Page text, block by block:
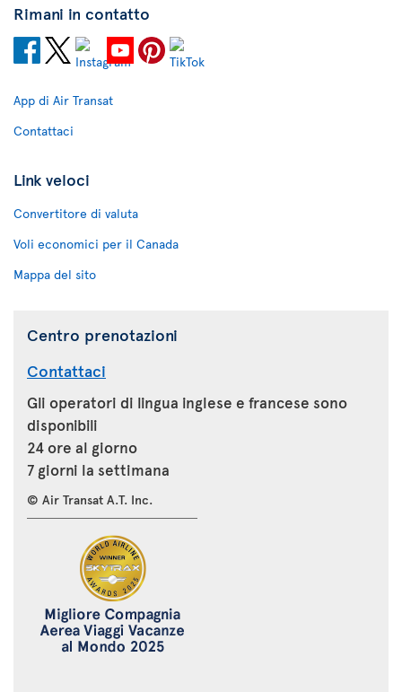
Rimani in contatto
App di Air Transat
Contattaci
Link veloci
Convertitore di valuta
Voli economici per il Canada
Mappa del sito
Centro prenotazioni
Contattaci
Gli operatori di lingua inglese e francese sono
disponibili
24 ore al giorno
7 giorni la settimana
© Air Transat A.T. Inc.